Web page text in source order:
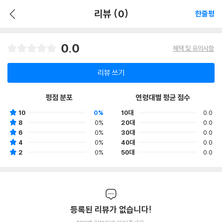
리뷰 (0) 한줄평
0.0 혜택 및 유의사항
리뷰 쓰기
평점 분포
10
0%
8
0%
6
0%
4
0%
2
0%
연령대별 평균 점수
10대
0.0
20대
0.0
30대
0.0
40대
0.0
50대
0.0
등록된 리뷰가 없습니다!